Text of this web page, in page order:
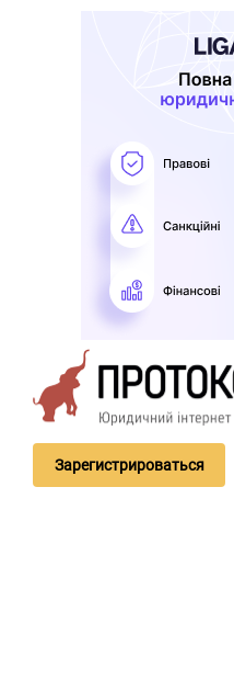
Зарегистрироваться